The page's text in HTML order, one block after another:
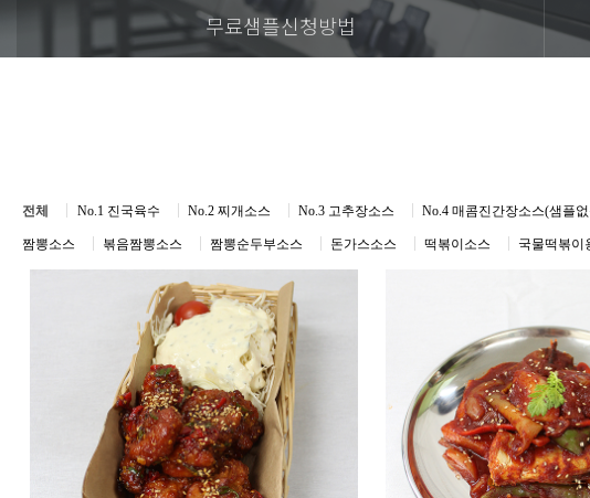
무료샘플신청방법
전체 No.1 진국육수 No.2 찌개소스 No.3 고추장소스 No.4 매콤진간장소스(샘플
짬뽕소스 볶음짬뽕소스 짬뽕순두부소스 돈가스소스 떡볶이소스 국물떡볶이